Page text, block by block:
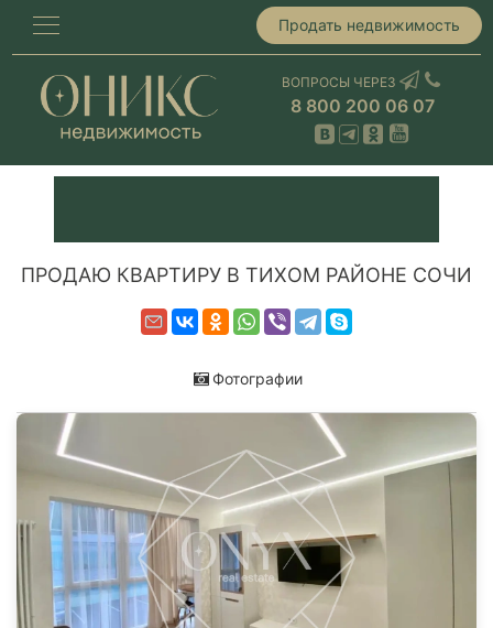
Продать недвижимость
ВОПРОСЫ ЧЕРЕЗ
8 800 200 06 07
ПРОДАЮ КВАРТИРУ В ТИХОМ РАЙОНЕ СОЧИ
Фотографии